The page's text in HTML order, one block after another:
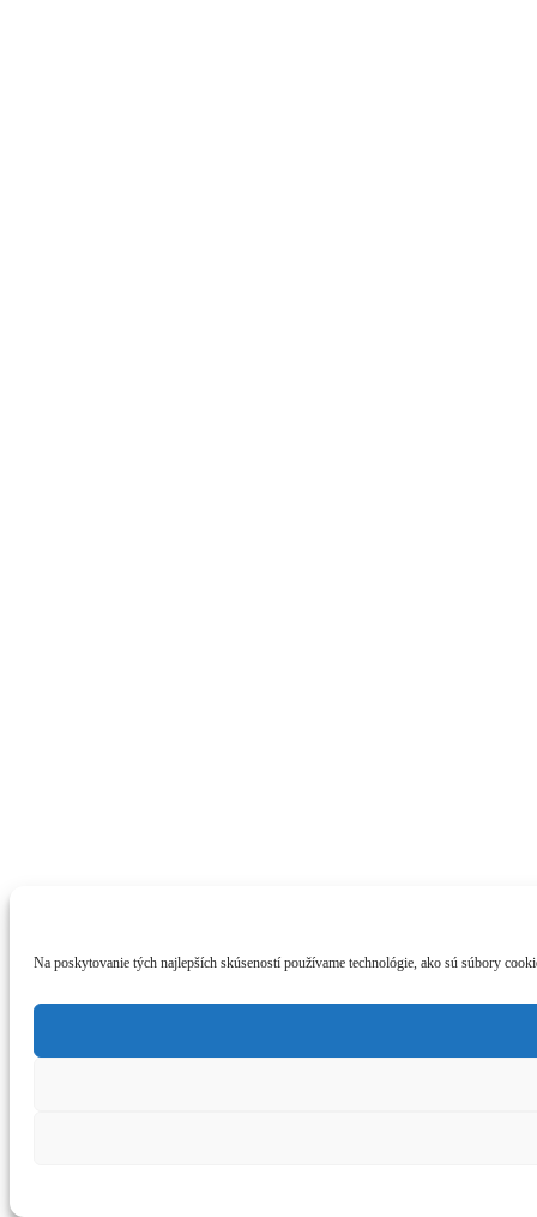
Na poskytovanie tých najlepších skúseností používame technológie, ako sú súbory